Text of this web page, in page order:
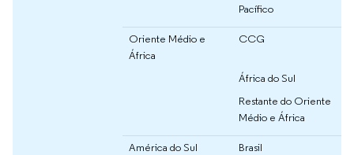
Pacífico
Oriente Médio e
África
CCG
África do Sul
Restante do Oriente
Médio e África
América do Sul
Brasil